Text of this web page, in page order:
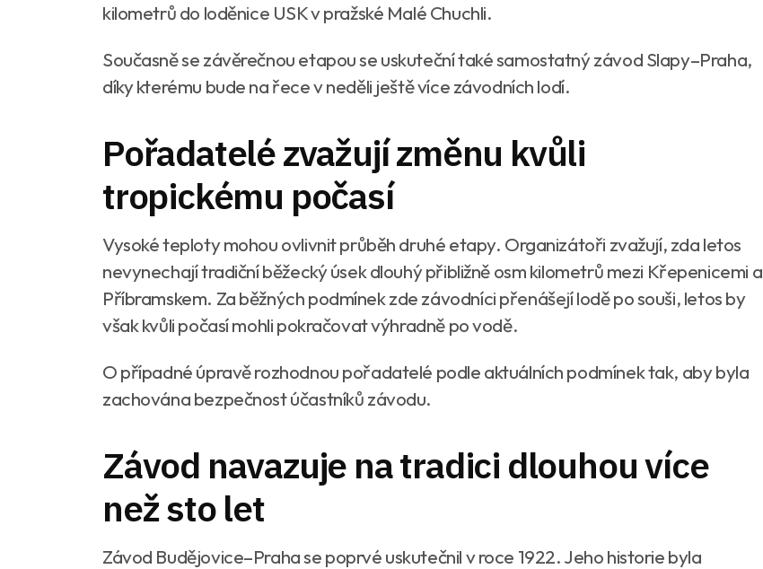
kilometrů do loděnice USK v pražské Malé Chuchli.
Současně se závěrečnou etapou se uskuteční také samostatný závod Slapy–Praha,
díky kterému bude na řece v neděli ještě více závodních lodí.
Pořadatelé zvažují změnu kvůli
tropickému počasí
Vysoké teploty mohou ovlivnit průběh druhé etapy. Organizátoři zvažují, zda letos
nevynechají tradiční běžecký úsek dlouhý přibližně osm kilometrů mezi Křepenicemi a
Příbramskem. Za běžných podmínek zde závodníci přenášejí lodě po souši, letos by
však kvůli počasí mohli pokračovat výhradně po vodě.
O případné úpravě rozhodnou pořadatelé podle aktuálních podmínek tak, aby byla
zachována bezpečnost účastníků závodu.
Závod navazuje na tradici dlouhou více
než sto let
Závod Budějovice–Praha se poprvé uskutečnil v roce 1922. Jeho historie byla